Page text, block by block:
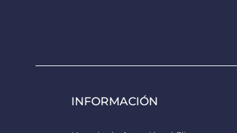
INFORMACIÓN